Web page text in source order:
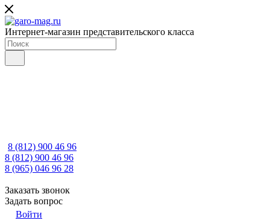
Интернет-магазин представительского класса
8 (812) 900 46 96
8 (812) 900 46 96
8 (965) 046 96 28
Заказать звонок
Задать вопрос
Войти